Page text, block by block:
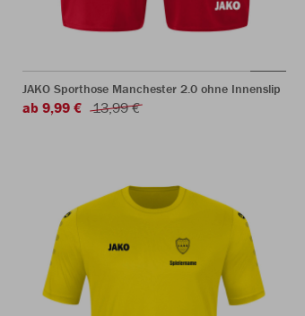
JAKO Sporthose Manchester 2.0 ohne Innenslip
ab 9,99 € 13,99 €